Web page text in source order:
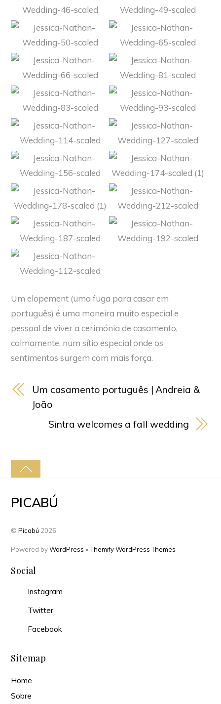
Um elopement (uma fuga para casar em
português) é uma maneira muito especial e
pessoal de viver a cerimónia de casamento,
calmamente, num sítio especial onde os
sentimentos surgem com mais força.
Um casamento português | Andreia &
João
Sintra welcomes a fall wedding
PICABÚ
©Picabú 2026
Powered byWordPress •Themify WordPress Themes
Social
Instagram
Twitter
Facebook
Sitemap
Home
Sobre